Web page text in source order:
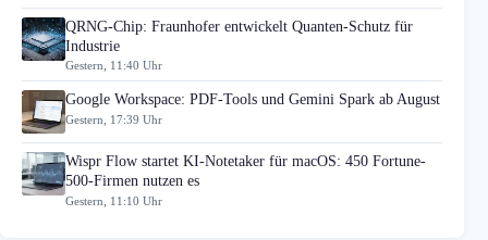
QRNG-Chip: Fraunhofer entwickelt Quanten-Schutz für
Industrie
Gestern, 11:40 Uhr
Google Workspace: PDF-Tools und Gemini Spark ab August
Gestern, 17:39 Uhr
Wispr Flow startet KI-Notetaker für macOS: 450 Fortune-
500-Firmen nutzen es
Gestern, 11:10 Uhr